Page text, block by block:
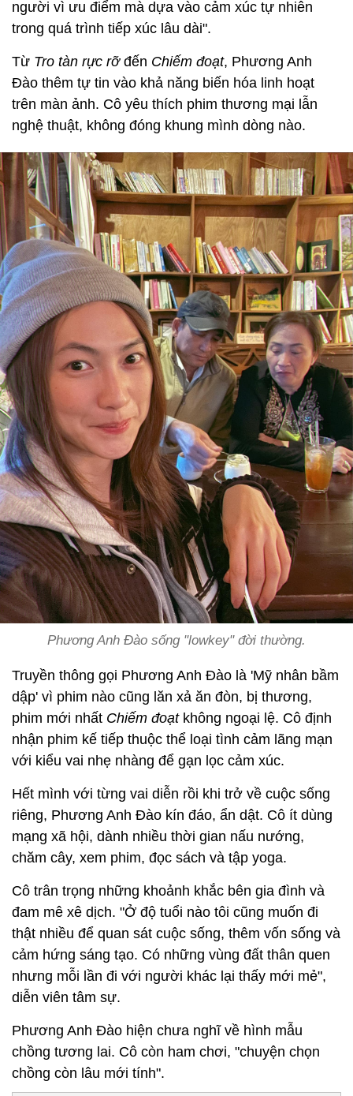
người vì ưu điểm mà dựa vào cảm xúc tự nhiên
trong quá trình tiếp xúc lâu dài".
Từ Tro tàn rực rỡ đến Chiếm đoạt, Phương Anh
Đào thêm tự tin vào khả năng biến hóa linh hoạt
trên màn ảnh. Cô yêu thích phim thương mại lẫn
nghệ thuật, không đóng khung mình dòng nào.
Phương Anh Đào sống "lowkey" đời thường.
Truyền thông gọi Phương Anh Đào là 'Mỹ nhân bầm
dập' vì phim nào cũng lăn xả ăn đòn, bị thương,
phim mới nhất Chiếm đoạt không ngoại lệ. Cô định
nhận phim kế tiếp thuộc thể loại tình cảm lãng mạn
với kiểu vai nhẹ nhàng để gạn lọc cảm xúc.
Hết mình với từng vai diễn rồi khi trở về cuộc sống
riêng, Phương Anh Đào kín đáo, ẩn dật. Cô ít dùng
mạng xã hội, dành nhiều thời gian nấu nướng,
chăm cây, xem phim, đọc sách và tập yoga.
Cô trân trọng những khoảnh khắc bên gia đình và
đam mê xê dịch. "Ở độ tuổi nào tôi cũng muốn đi
thật nhiều để quan sát cuộc sống, thêm vốn sống và
cảm hứng sáng tạo. Có những vùng đất thân quen
nhưng mỗi lần đi với người khác lại thấy mới mẻ",
diễn viên tâm sự.
Phương Anh Đào hiện chưa nghĩ về hình mẫu
chồng tương lai. Cô còn ham chơi, "chuyện chọn
chồng còn lâu mới tính".